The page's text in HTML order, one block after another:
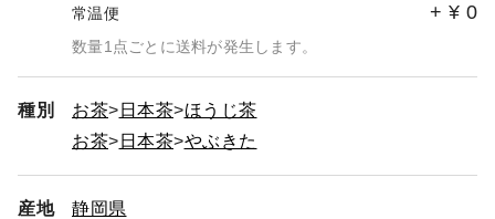
常温便 + ¥ 0
数量1点ごとに送料が発生します。
種別 お茶 日本茶
ほうじ茶
お茶
日本茶 やぶきた
産地 静岡県